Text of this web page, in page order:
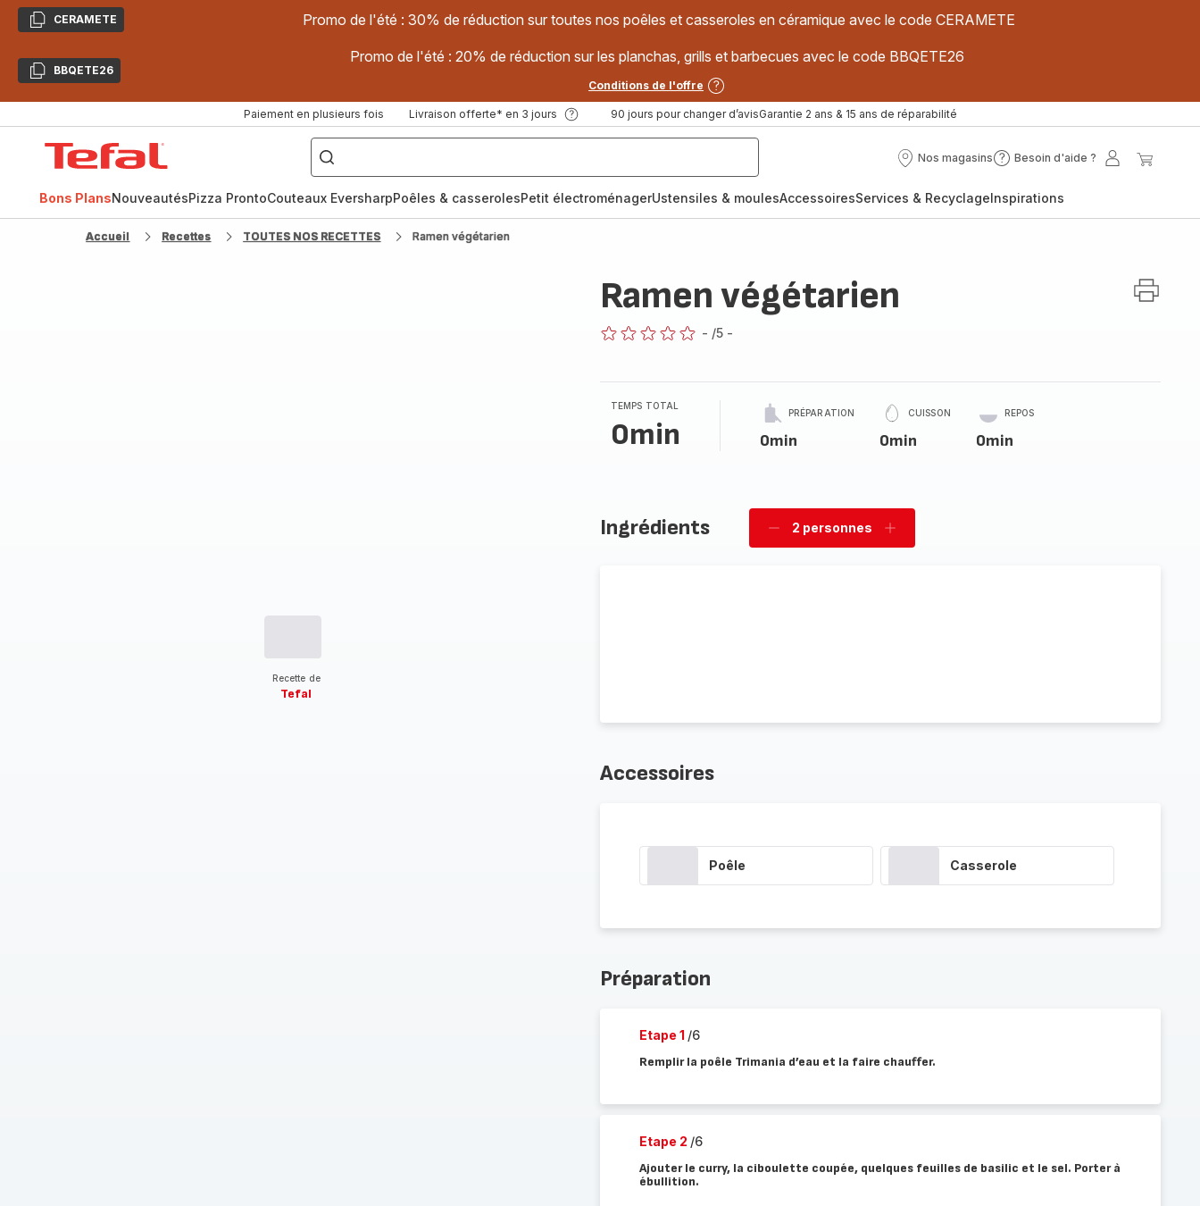
CopierCERAMETE Promo de l'été : 30% de réduction sur toutes nos poêles et casseroles en céramique avec le code CERAMETE
CopierBBQETE26
Promo de l'été : 20% de réduction sur les planchas, grills et barbecues avec le code BBQETE26
Conditions de l'offre
Paiement en plusieurs fois Livraison offerte* en 3 jours 90 jours pour changer d’avisGarantie 2 ans & 15 ans de réparabilité
["Poêles
inox,
Cake
Factory,
Nos magasins
Nos
Besoin d'aide ?
Besoin
?
Mon
Bons PlansNouveautésPizza ProntoCouteaux EversharpPoêles & casserolesPetit électroménagerUstensiles & moulesAccessoiresServices & RecyclageInspirations
Accueil Recettes TOUTES NOS RECETTES Ramen végétarien
Recette de
Tefal
Ramen végétarien
- /5 -
TEMPS TOTAL
0min
PRÉPARATION
0min
CUISSON
0min
REPOS
0min
Ingrédients
Supprimer
2 personnes
Ajouter
Accessoires
Poêle Casserole
Préparation
Etape 1 /6
Remplir la poêle Trimania d’eau et la faire chauffer.
Etape 2 /6
Ajouter le curry, la ciboulette coupée, quelques feuilles de basilic et le sel. Porter à
ébullition.